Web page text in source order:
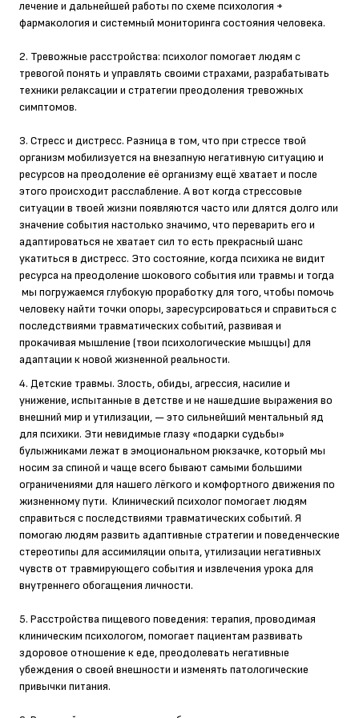
лечение и дальнейшей работы по схеме психология +
фармакология и системный мониторинга состояния человека.
2. Тревожные расстройства: психолог помогает людям с
тревогой понять и управлять своими страхами, разрабатывать
техники релаксации и стратегии преодоления тревожных
симптомов.
3. Стресс и дистресс. Разница в том, что при стрессе твой
организм мобилизуется на внезапную негативную ситуацию и
ресурсов на преодоление её организму ещё хватает и после
этого происходит расслабление. А вот когда стрессовые
ситуации в твоей жизни появляются часто или длятся долго или
значение события настолько значимо, что переварить его и
адаптироваться не хватает сил то есть прекрасный шанс
укатиться в дистресс. Это состояние, когда психика не видит
ресурса на преодоление шокового события или травмы и тогда
мы погружаемся глубокую проработку для того, чтобы помочь
человеку найти точки опоры, заресурсироваться и справиться с
последствиями травматических событий, развивая и
прокачивая мышление (твои психологические мышцы) для
адаптации к новой жизненной реальности.
4. Детские травмы. Злость, обиды, агрессия, насилие и
унижение, испытанные в детстве и не нашедшие выражения во
внешний мир и утилизации, — это сильнейший ментальный яд
для психики. Эти невидимые глазу «подарки судьбы»
булыжниками лежат в эмоциональном рюкзачке, который мы
носим за спиной и чаще всего бывают самыми большими
ограничениями для нашего лёгкого и комфортного движения по
жизненному пути. Клинический психолог помогает людям
справиться с последствиями травматических событий. Я
помогаю людям развить адаптивные стратегии и поведенческие
стереотипы для ассимиляции опыта, утилизации негативных
чувств от травмирующего события и извлечения урока для
внутреннего обогащения личности.
5. Расстройства пищевого поведения: терапия, проводимая
клиническим психологом, помогает пациентам развивать
здоровое отношение к еде, преодолевать негативные
убеждения о своей внешности и изменять патологические
привычки питания.